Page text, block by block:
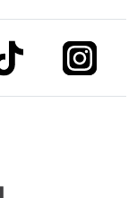
link to tiktok link to